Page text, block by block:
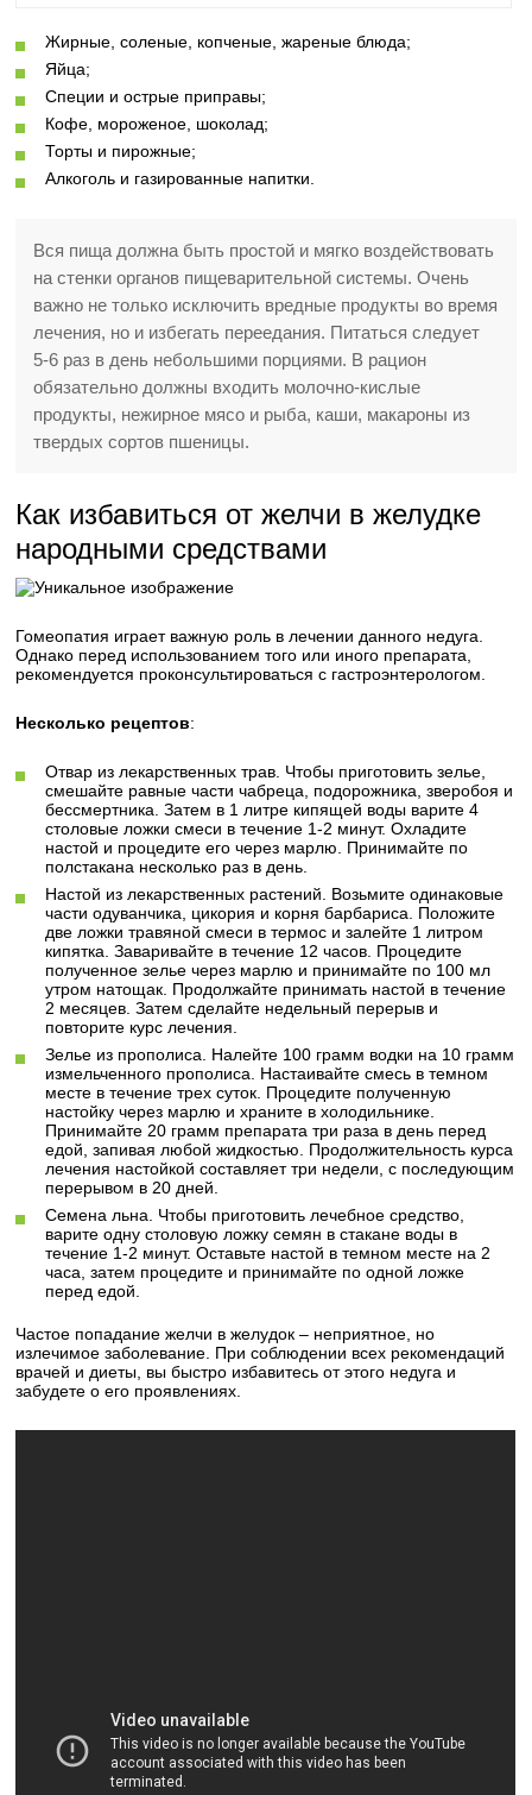
Жирные, соленые, копченые, жареные блюда;
Яйца;
Специи и острые приправы;
Кофе, мороженое, шоколад;
Торты и пирожные;
Алкоголь и газированные напитки.
Вся пища должна быть простой и мягко воздействовать
на стенки органов пищеварительной системы. Очень
важно не только исключить вредные продукты во время
лечения, но и избегать переедания. Питаться следует
5-6 раз в день небольшими порциями. В рацион
обязательно должны входить молочно-кислые
продукты, нежирное мясо и рыба, каши, макароны из
твердых сортов пшеницы.
Как избавиться от желчи в желудке
народными средствами
Гомеопатия играет важную роль в лечении данного недуга.
Однако перед использованием того или иного препарата,
рекомендуется проконсультироваться с гастроэнтерологом.
Несколько рецептов:
Отвар из лекарственных трав. Чтобы приготовить зелье,
смешайте равные части чабреца, подорожника, зверобоя и
бессмертника. Затем в 1 литре кипящей воды варите 4
столовые ложки смеси в течение 1-2 минут. Охладите
настой и процедите его через марлю. Принимайте по
полстакана несколько раз в день.
Настой из лекарственных растений. Возьмите одинаковые
части одуванчика, цикория и корня барбариса. Положите
две ложки травяной смеси в термос и залейте 1 литром
кипятка. Заваривайте в течение 12 часов. Процедите
полученное зелье через марлю и принимайте по 100 мл
утром натощак. Продолжайте принимать настой в течение
2 месяцев. Затем сделайте недельный перерыв и
повторите курс лечения.
Зелье из прополиса. Налейте 100 грамм водки на 10 грамм
измельченного прополиса. Настаивайте смесь в темном
месте в течение трех суток. Процедите полученную
настойку через марлю и храните в холодильнике.
Принимайте 20 грамм препарата три раза в день перед
едой, запивая любой жидкостью. Продолжительность курса
лечения настойкой составляет три недели, с последующим
перерывом в 20 дней.
Семена льна. Чтобы приготовить лечебное средство,
варите одну столовую ложку семян в стакане воды в
течение 1-2 минут. Оставьте настой в темном месте на 2
часа, затем процедите и принимайте по одной ложке
перед едой.
Частое попадание желчи в желудок – неприятное, но
излечимое заболевание. При соблюдении всех рекомендаций
врачей и диеты, вы быстро избавитесь от этого недуга и
забудете о его проявлениях.